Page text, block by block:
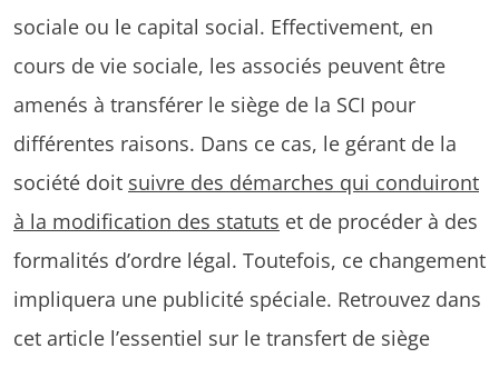
sociale ou le capital social. Effectivement, en
cours de vie sociale, les associés peuvent être
amenés à transférer le siège de la SCI pour
différentes raisons. Dans ce cas, le gérant de la
société doit suivre des démarches qui conduiront
à la modification des statuts et de procéder à des
formalités d’ordre légal. Toutefois, ce changement
impliquera une publicité spéciale. Retrouvez dans
cet article l’essentiel sur le transfert de siège